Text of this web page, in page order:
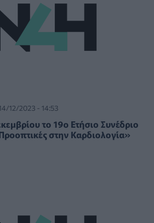
12/2023 - 14:53
το 19ο Ετήσιο Συνέδριο
Προοπτικές στην Καρδιολογία»